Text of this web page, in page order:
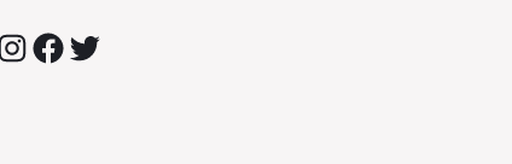
Facebook
Twitter